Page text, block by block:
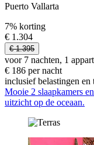
Puerto Vallarta
7% korting
€ 1.304
€ 1.395
voor 7 nachten, 1
€ 186 per nacht
inclusief belastingen en
Mooie 2 slaapkamers
uitzicht op de oceaan.